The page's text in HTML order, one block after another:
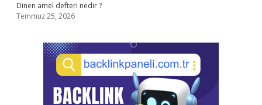
Dinen amel defteri nedir ?
Temmuz 25, 2026